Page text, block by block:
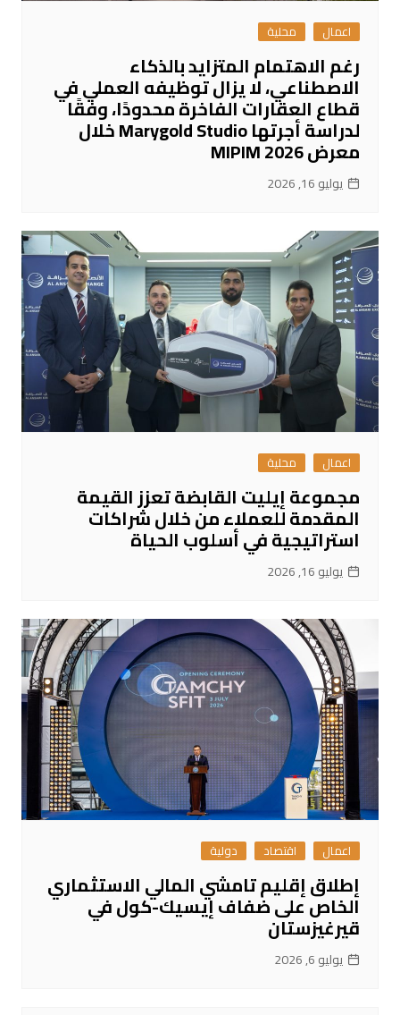
اعمال محلية
رغم الاهتمام المتزايد بالذكاء
الاصطناعي، لا يزال توظيفه العملي في
قطاع العقارات الفاخرة محدودًا، وفقًا
لدراسة أجرتها Marygold Studio خلال
معرض MIPIM 2026
يوليو 16, 2026
اعمال محلية
مجموعة إيليت القابضة تعزز القيمة
المقدمة للعملاء من خلال شراكات
استراتيجية في أسلوب الحياة
يوليو 16, 2026
اعمال اقتصاد دولية
إطلاق إقليم تامشي المالي الاستثماري
الخاص على ضفاف إيسيك-كول في
قيرغيزستان
يوليو 6, 2026